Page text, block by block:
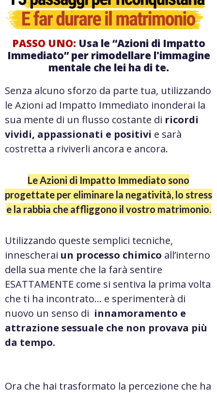
PASSO UNO: Usa le “Azioni di Impatto
Immediato” per rimodellare l'immagine
mentale che lei ha di te.
Senza alcuno sforzo da parte tua, utilizzando
le Azioni ad Impatto Immediato inonderai la
sua mente di un flusso costante di ricordi
vividi, appassionati e positivi e sarà
costretta a riviverli ancora e ancora.
Le Azioni di Impatto Immediato sono
progettate per eliminare la negatività, lo stress
e la rabbia che affliggono il vostro matrimonio.
Utilizzando queste semplici tecniche,
innescherai un processo chimico all’interno
della sua mente che la farà sentire
ESATTAMENTE come si sentiva la prima volta
che ti ha incontrato… e sperimenterà di
nuovo un senso di innamoramento e
attrazione sessuale che non provava più
da tempo.
Ora che hai trasformato la percezione che ha